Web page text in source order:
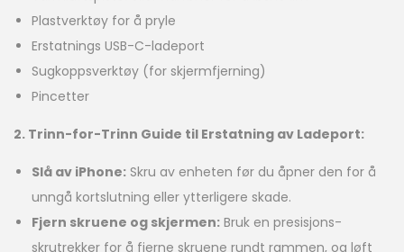
Plastverktøy for å pryle
Erstatnings USB-C-ladeport
Sugkoppsverktøy (for skjermfjerning)
Pincetter
2. Trinn-for-Trinn Guide til Erstatning av Ladeport:
Slå av iPhone: Skru av enheten før du åpner den for å
unngå kortslutning eller ytterligere skade.
Fjern skruene og skjermen: Bruk en presisjons-
skrutrekker for å fjerne skruene rundt rammen, og løft